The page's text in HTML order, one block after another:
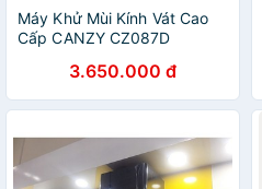
Máy Khử Mùi Kính Vát Cao
Cấp CANZY CZ087D
3.650.000 đ